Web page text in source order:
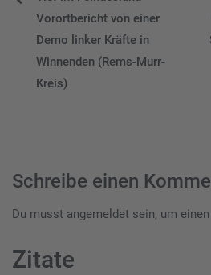
Vorortbericht von einer
Demo linker Kräfte in
Winnenden (Rems-Murr-
Kreis)
Schreibe einen
Du musst angemeldet sein, um
Zitate